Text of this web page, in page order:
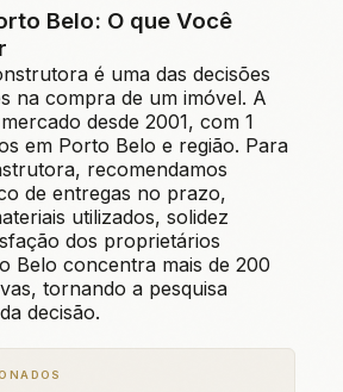
inteligentes — projetos que
e funcionalidade; litoral catarinense
de alta valorização. Esses
na qualidade dos
e na satisfação dos
Belo: O que Você
é uma das decisões
na compra de um imóvel. A
desde 2001, com 1
em Porto Belo e região. Para
recomendamos
de entregas no prazo,
utilizados, solidez
dos proprietários
Belo concentra mais de 200
tornando a pesquisa
decisão.